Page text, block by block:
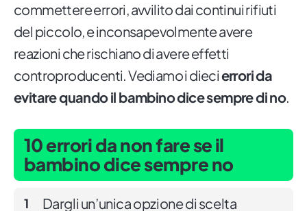
commettere errori, avvilito dai continui rifiuti
del piccolo, e inconsapevolmente avere
reazioni che rischiano di avere effetti
controproducenti. Vediamo i diecierrori da
evitare quando il bambino dice sempre di no.
10 errori da non fare se il
bambino dice sempre no
1 Dargli un’unica opzione di scelta